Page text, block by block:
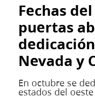
Fechas
puertas
Nevada y
En octubre se
estados del